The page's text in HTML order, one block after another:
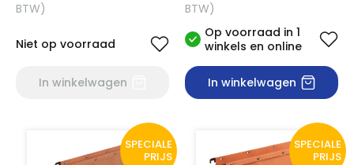
BTW)
Niet op voorraad
In winkelwagen
BTW)
Op voorraad in 1
winkels en online
In winkelwagen
SPECIALE
PRIJS
SPECIALE
PRIJS